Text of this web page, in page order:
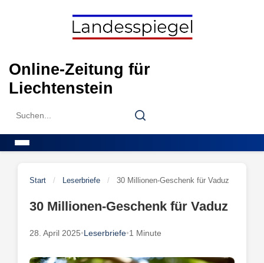
Online-Zeitung für
Liechtenstein
Search
Search
Start / Leserbriefe / 30 Millionen-Geschenk für Vaduz
30 Millionen-Geschenk für Vaduz
28. April 2025•Leserbriefe•1 Minute